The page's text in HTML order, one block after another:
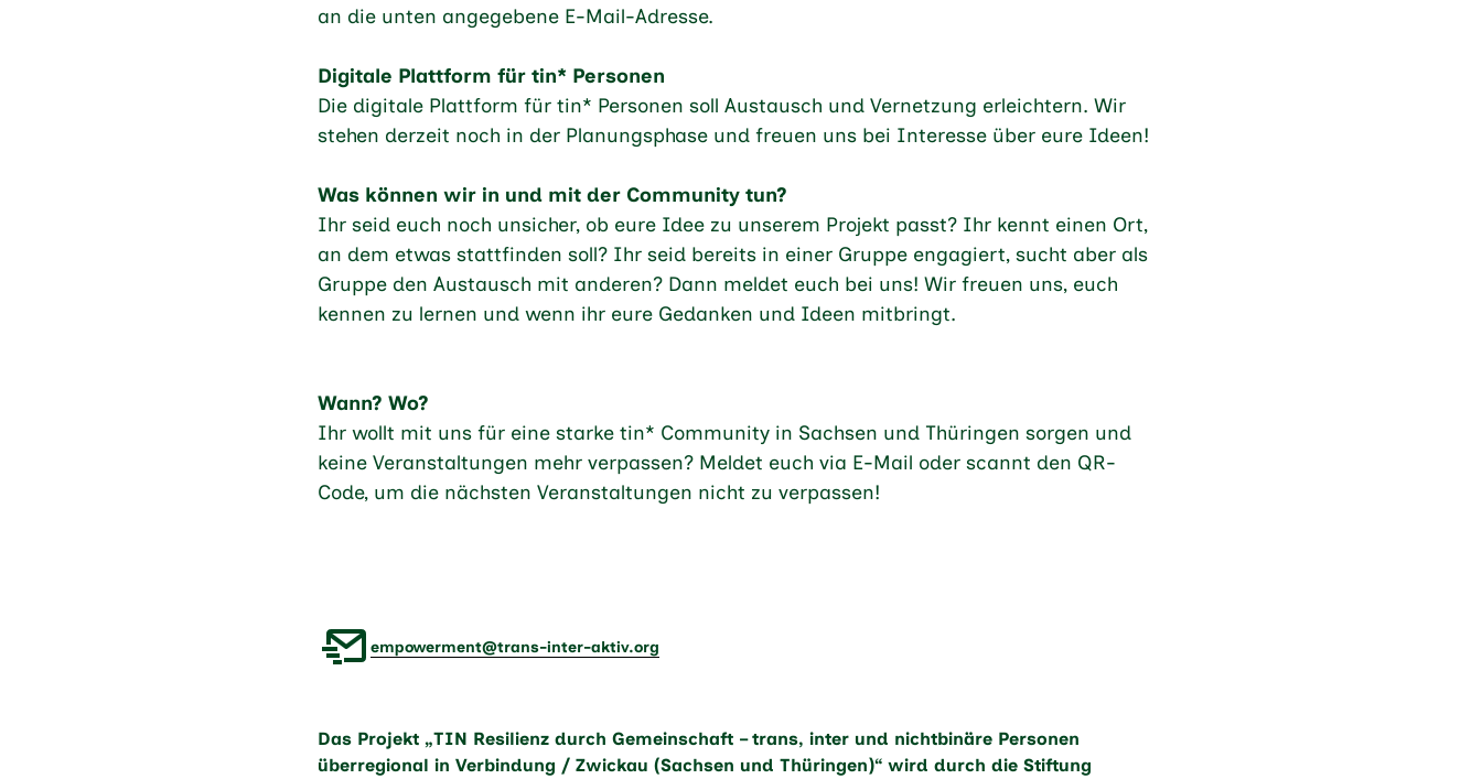
an die unten angegebene E-Mail-Adresse.
Digitale Plattform für tin* Personen
Die digitale Plattform für tin* Personen soll Austausch und Vernetzung erleichtern. Wir
stehen derzeit noch in der Planungsphase und freuen uns bei Interesse über eure Ideen!
Was können wir in und mit der Community tun?
Ihr seid euch noch unsicher, ob eure Idee zu unserem Projekt passt? Ihr kennt einen Ort,
an dem etwas stattfinden soll? Ihr seid bereits in einer Gruppe engagiert, sucht aber als
Gruppe den Austausch mit anderen? Dann meldet euch bei uns! Wir freuen uns, euch
kennen zu lernen und wenn ihr eure Gedanken und Ideen mitbringt.
Wann? Wo?
Ihr wollt mit uns für eine starke tin* Community in Sachsen und Thüringen sorgen und
keine Veranstaltungen mehr verpassen? Meldet euch via E-Mail oder scannt den QR-
Code, um die nächsten Veranstaltungen nicht zu verpassen!
empowerment@trans-inter-aktiv.org
Das Projekt „TIN Resilienz durch Gemeinschaft – trans, inter und nichtbinäre Personen
überregional in Verbindung / Zwickau (Sachsen und Thüringen)“ wird durch die Stiftung